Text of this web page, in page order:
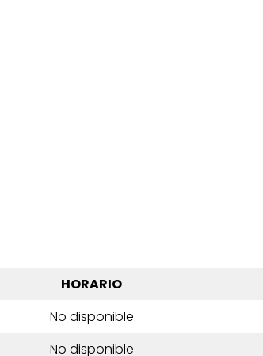
HORARIO
No disponible
No disponible